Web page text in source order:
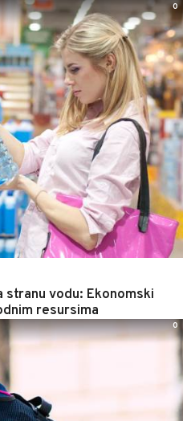
stranu vodu: Ekonomski
resursima
0
0